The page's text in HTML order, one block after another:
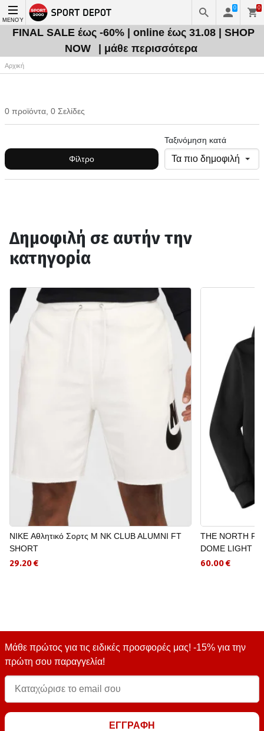
ΜΕΝΟΎ
0 0
FINAL SALE έως -60% | online έως 31.08 | SHOP
NOW
| μάθε περισσότερα
Αρχική
0 προϊόντα, 0 Σελίδες
Φίλτρο
Ταξινόμηση κατά
Δημοφιλή σε αυτήν την
κατηγορία
NIKE Αθλητικό Σορτς M NK CLUB ALUMNI FT
SHORT
29.20 €
THE NORTH
DOME LIGHT
60.00 €
Μάθε πρώτος για τις ειδικές προσφορές μας! -15% για την
πρώτη σου παραγγελία!
ΕΓΓΡΑΦΗ